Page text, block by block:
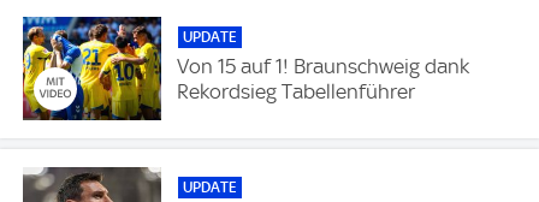
UPDATE
Von 15 auf 1! Braunschweig dank
Rekordsieg Tabellenführer
UPDATE